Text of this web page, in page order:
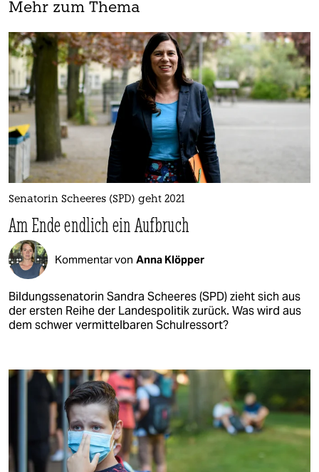
Mehr zum Thema
Senatorin Scheeres (SPD) geht 2021
Am Ende endlich ein Aufbruch
Kommentar von Anna Klöpper
Bildungssenatorin Sandra Scheeres (SPD) zieht sich aus
der ersten Reihe der Landespolitik zurück. Was wird aus
dem schwer vermittelbaren Schulressort?